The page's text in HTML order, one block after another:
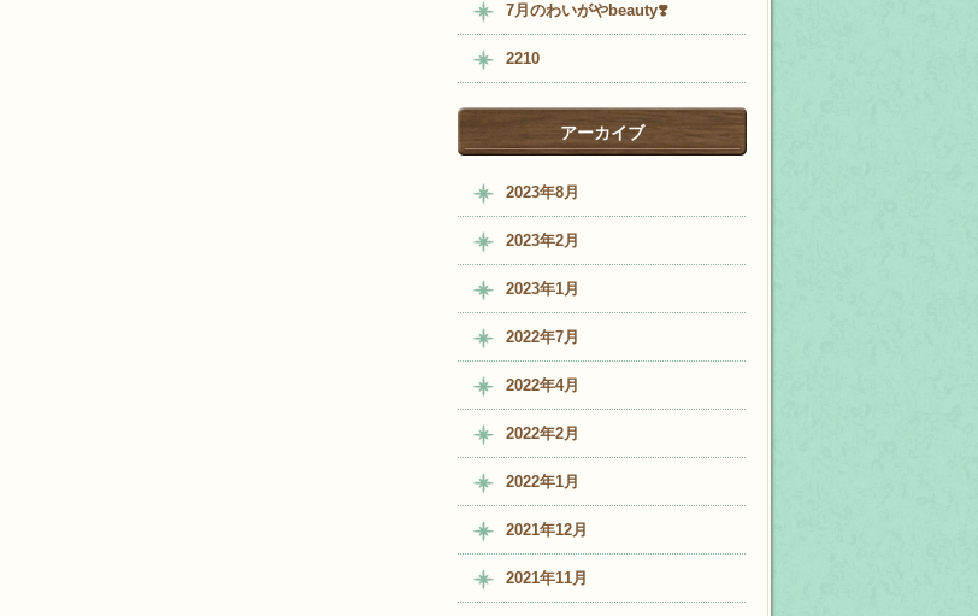
7月のわいがやbeauty❣️
2210
アーカイブ
2023年8月
2023年2月
2023年1月
2022年7月
2022年4月
2022年2月
2022年1月
2021年12月
2021年11月